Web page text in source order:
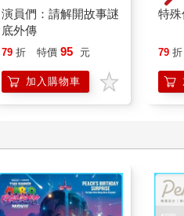
演員們：請解開故事謎
底外傳
79 折 特價 95 元
加入購物車
特
79 折